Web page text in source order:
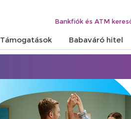
Bankfiók és ATM
Támogatások Babaváró hitel